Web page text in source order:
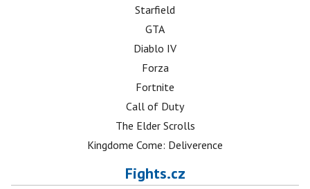
Starfield
GTA
Diablo IV
Forza
Fortnite
Call of Duty
The Elder Scrolls
Kingdome Come: Deliverence
Fights.cz